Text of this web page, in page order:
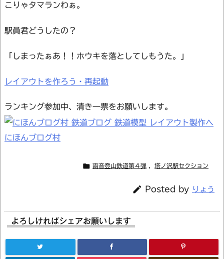
こりゃタマランわぁ。
駅員君どうしたの？
「しまったぁあ！！ホウキを落としてしもうた。」
レイアウトを作ろう・再起動
ランキング参加中、清き一票をお願いします。
にほんブログ村
 函音登山鉄道第４弾 塔ノ沢駅セクション
 Posted by りょう
よろしければシェアお願いします